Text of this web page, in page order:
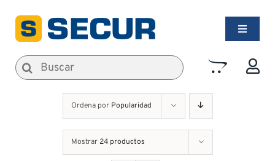
contenido
Toggle
Alarmas de Seguridad
Incendios
Buscar:
Ordena por Popularidad
Mostrar 24 productos